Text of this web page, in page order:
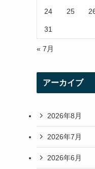
24 25
31
« 7月
アーカイブ
2026年8月
2026年7月
2026年6月